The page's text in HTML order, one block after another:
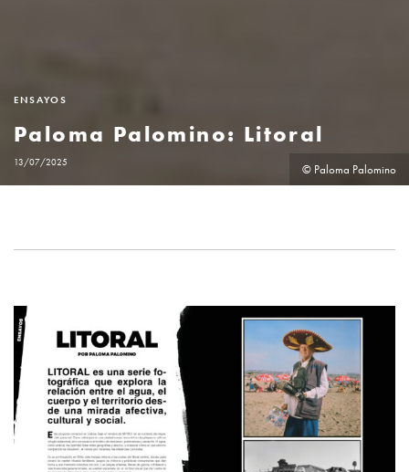
ENSAYOS
Paloma Palomino: Litoral
13/07/2025 © Paloma Palomino